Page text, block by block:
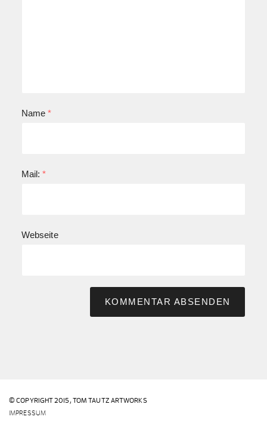
Name*
Mail:*
Webseite
© COPYRIGHT 2015,TOM TAUTZ ARTWORKS
IMPRESSUM